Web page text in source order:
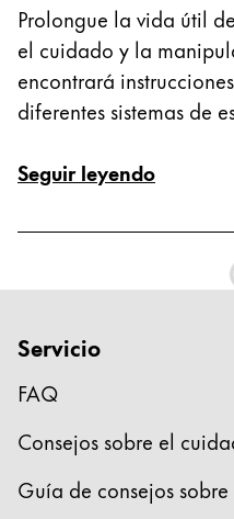
English
Taiwan
中文
Tiếng Việt
Cambodia
Malaysia
English
Oriente Medio
Esta región contiene
Oceanía
Esta región contiene
Prolongue la vida útil
el cuidado y la
encontrará
diferentes sistemas de
Seguir leyendo
Servicio
FAQ
Consejos sobre el
Guía de consejos